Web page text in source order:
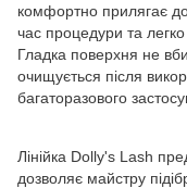
комфортно прилягає
час процедури та
Гладка поверхня не
очищується після
багаторазового
Лінійка Dolly's Lash
дозволяє майстру